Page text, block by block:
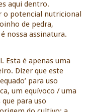
aqui dentro.
o potencial nutricional
de pedra,
nossa assinatura.
Esta é apenas uma
Dizer que este
para uso
um equívoco / uma
para uso